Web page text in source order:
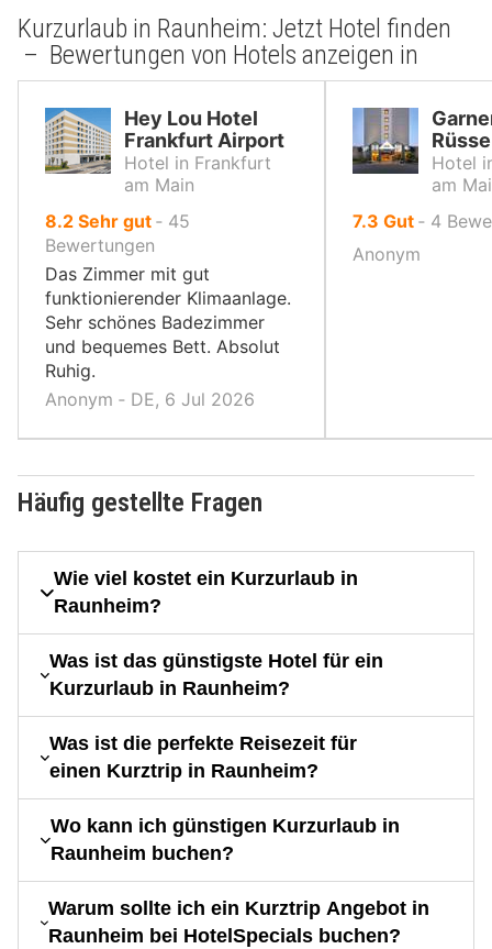
Kurzurlaub in Raunheim: Jetzt Hotel finden
– Bewertungen von Hotels anzeigen in
Hey Lou Hotel
Frankfurt Airport
Hotel in Frankfurt
am Main
8.2von
10,
Sehr gut ‐ 45
Bewertungen
Das Zimmer mit gut
funktionierender Klimaanlage.
Sehr schönes Badezimmer
und bequemes Bett. Absolut
Ruhig.
Anonym ‐ DE, 6 Jul 2026
Hotel
am
7.3 von
Gut ‐ 4
Anonym
Häufig gestellte Fragen
Wie viel kostet ein Kurzurlaub in
Raunheim?
Was ist das günstigste Hotel für ein
Kurzurlaub in Raunheim?
Was ist die perfekte Reisezeit für
einen Kurztrip in Raunheim?
Wo kann ich günstigen Kurzurlaub in
Raunheim buchen?
Warum sollte ich ein Kurztrip Angebot in
Raunheim bei HotelSpecials buchen?